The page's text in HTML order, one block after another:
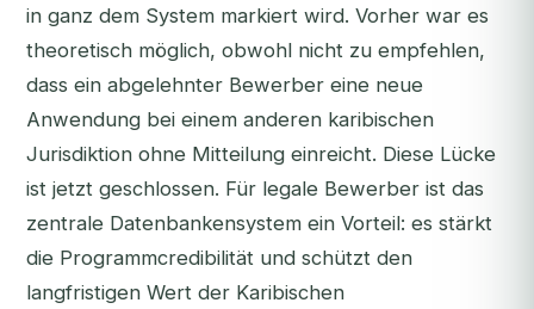
in ganz dem System markiert wird. Vorher war es
theoretisch möglich, obwohl nicht zu empfehlen,
dass ein abgelehnter Bewerber eine neue
Anwendung bei einem anderen karibischen
Jurisdiktion ohne Mitteilung einreicht. Diese Lücke
ist jetzt geschlossen. Für legale Bewerber ist das
zentrale Datenbankensystem ein Vorteil: es stärkt
die Programmcredibilität und schützt den
langfristigen Wert der Karibischen